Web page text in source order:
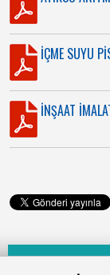
İÇME SUYU
İNŞAAT